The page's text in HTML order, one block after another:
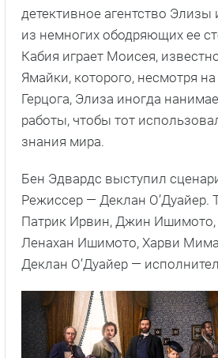
детективное агентство Элизы
из немногих ободряющих ее
Кабия играет Моисея,
Ямайки, которого, несмотря
Герцога, Элиза иногда
работы, чтобы тот
знания мира.
Бен Эдвардс выступил
Режиссер — Деклан О’Дуайер.
Патрик Ирвин, Джин Ишимото,
Ленахан Ишимото, Харви
Деклан О’Дуайер —